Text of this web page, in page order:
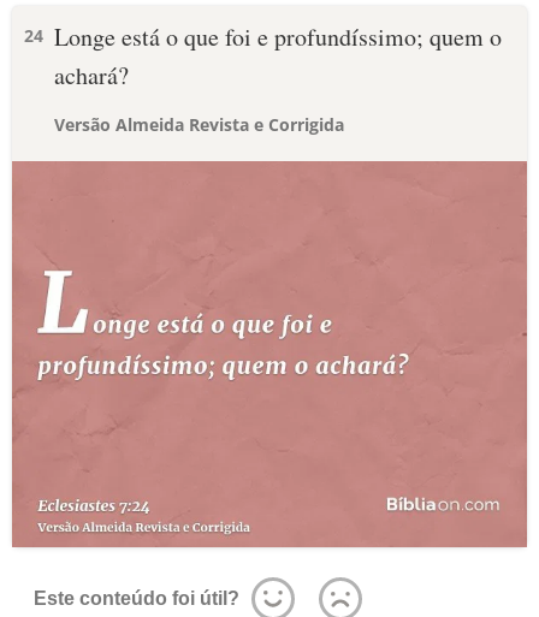
24 Longe está o que foi e profundíssimo; quem o
achará?
Versão Almeida Revista e Corrigida
Este conteúdo foi útil?